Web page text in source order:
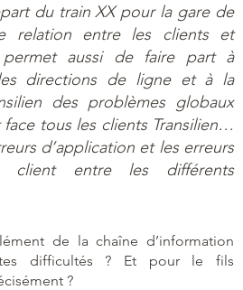
du train XX pour la gare de
relation entre les clients et
permet aussi de faire part à
directions de ligne et à la
des problèmes globaux
tous les clients Transilien…
d’application et les erreurs
client entre les différents
de la chaîne d’information
difficultés ? Et pour le fils
?